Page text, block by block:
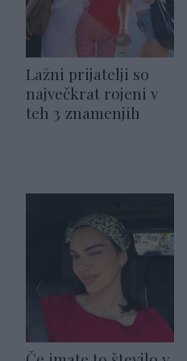
Lažni prijatelji so
največkrat rojeni v
teh 3 znamenjih